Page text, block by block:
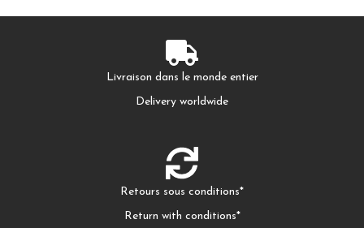
Livraison dans le monde entier
Delivery worldwide
Retours sous conditions*
Return with conditions*